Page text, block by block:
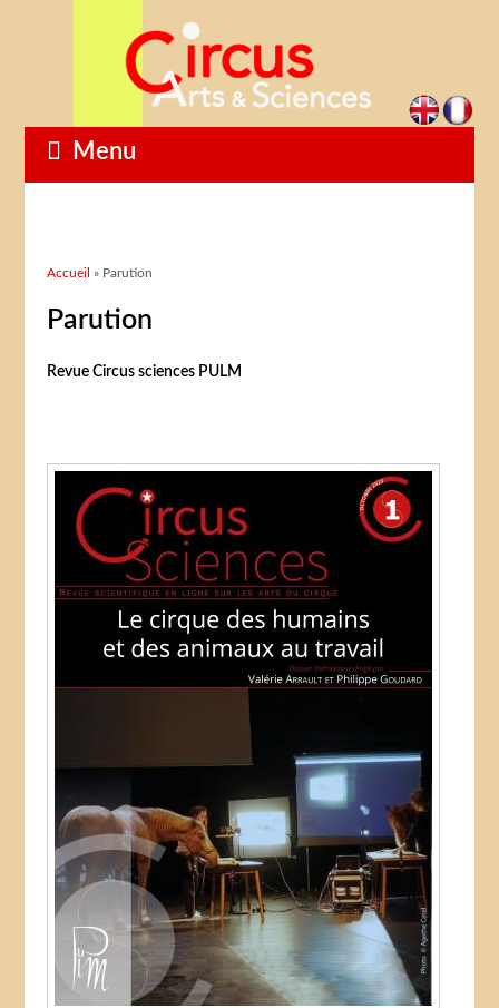
Menu
Vous êtes ici
Accueil » Parution
Parution
Revue Circus sciences PULM